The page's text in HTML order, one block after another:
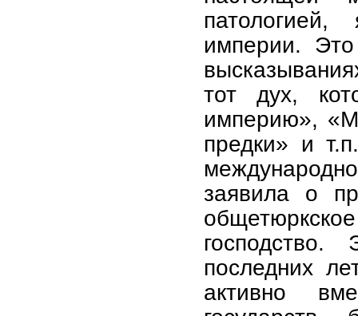
патологией,
империи. Это
тот дух,
империю»,
предки» и
заявила о
последних
активно